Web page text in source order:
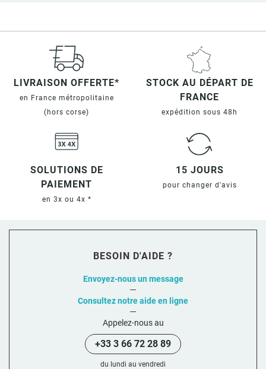
LIVRAISON OFFERTE*
en France métropolitaine
(hors corse)
STOCK AU DÉPART DE
FRANCE
expédition sous 48h
SOLUTIONS DE
PAIEMENT
en 3x ou 4x *
15 JOURS
pour changer d'avis
BESOIN D'AIDE ?
Envoyez-nous un message
Consultez notre aide en ligne
Appelez-nous au
+33 3 66 72 28 89
du lundi au vendredi